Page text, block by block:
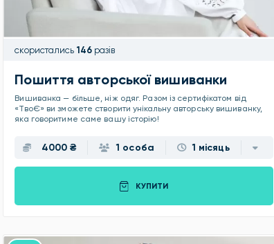
скористались 146разів
Пошиття авторської вишиванки
Вишиванка — більше, ніж одяг. Разом із сертифікатом від
«ТвоЄ» ви зможете створити унікальну авторську вишиванку,
яка говоритиме саме вашу історію!
4000 ₴ 1 особа 1 місяць
КУПИТИ